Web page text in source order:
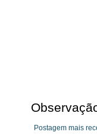
Postagem mais